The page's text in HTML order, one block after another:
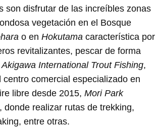
son disfrutar de las increíbles zonas
vegetación en el Bosque
o en Hokutama característica por
revitalizantes, pescar de forma
Akigawa International Trout Fishing,
centro comercial especializado en
libre desde 2015, Mori Park
, donde realizar rutas de trekking,
entre otras.